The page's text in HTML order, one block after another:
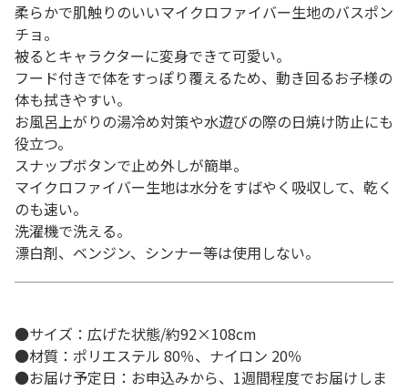
柔らかで肌触りのいいマイクロファイバー生地のバスポン
チョ。
被るとキャラクターに変身できて可愛い。
フード付きで体をすっぽり覆えるため、動き回るお子様の
体も拭きやすい。
お風呂上がりの湯冷め対策や水遊びの際の日焼け防止にも
役立つ。
スナップボタンで止め外しが簡単。
マイクロファイバー生地は水分をすばやく吸収して、乾く
のも速い。
洗濯機で洗える。
漂白剤、ベンジン、シンナー等は使用しない。
●サイズ：広げた状態/約92×108cm
●材質：ポリエステル 80％、ナイロン 20％
●お届け予定日：お申込みから、1週間程度でお届けしま